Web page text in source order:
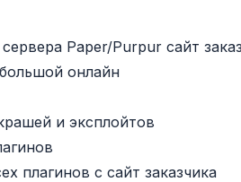
Paper/Purpur сайт
онлайн
и эксплойтов
плагинов с сайт заказчика